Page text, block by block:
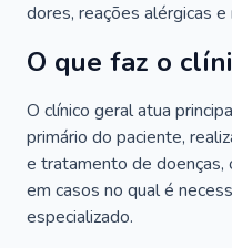
dores, reações alérgicas e
O que faz o
O clínico geral atua
primário do paciente,
e tratamento de doenças,
em casos no qual é
especializado.